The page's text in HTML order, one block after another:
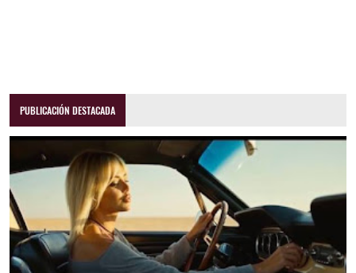
PUBLICACIÓN DESTACADA